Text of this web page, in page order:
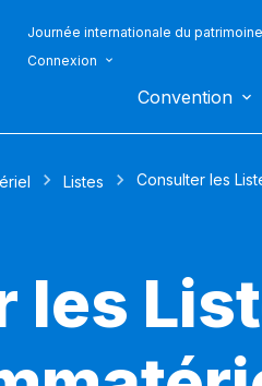
Journée internationale du
Connexion
Convention
Listes Consulter les
les